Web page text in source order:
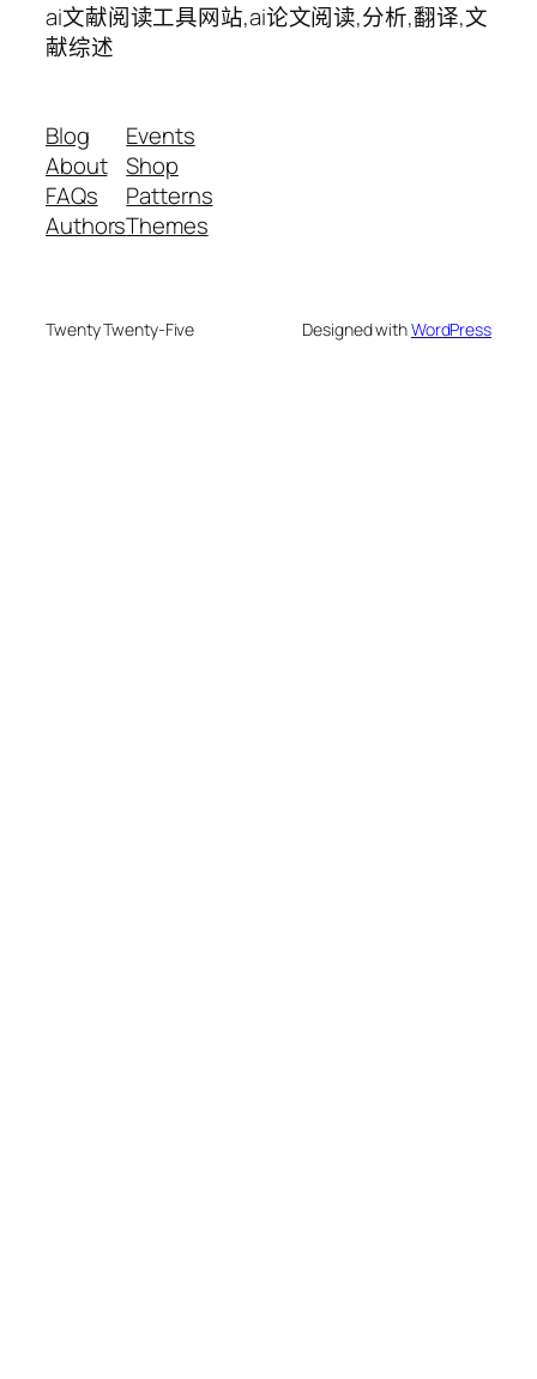
ai文献阅读工具网站,ai论文阅读,分析,翻译,文
献综述
Blog
About
FAQs
Authors
Events
Shop
Patterns
Themes
Twenty Twenty-Five Designed withWordPress